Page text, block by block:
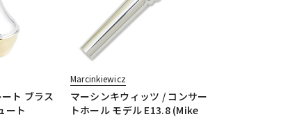
ト ブラス
ート
Marcinkiewicz
マーシンキウィッツ / コンサー
トホール モデル E13.8 (Mike